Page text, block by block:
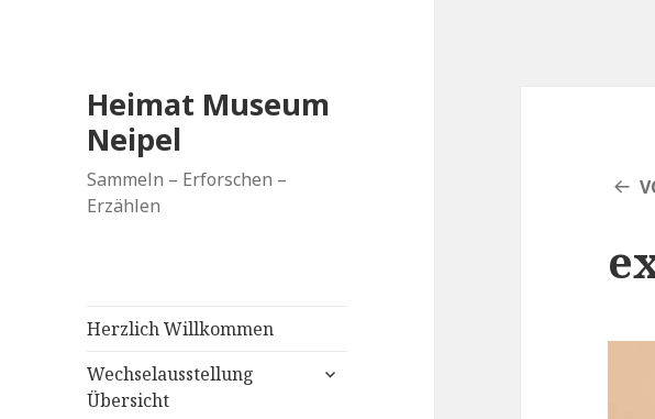
Heimat Museum
Neipel
Sammeln – Erforschen –
Erzählen
Herzlich Willkommen
Wechselausstellung
Übersicht
untermenü